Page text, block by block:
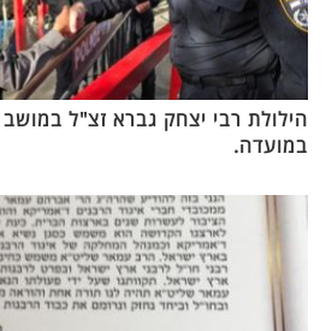
הילולת רבי יצחק גברא זצ"ל
במועדה.